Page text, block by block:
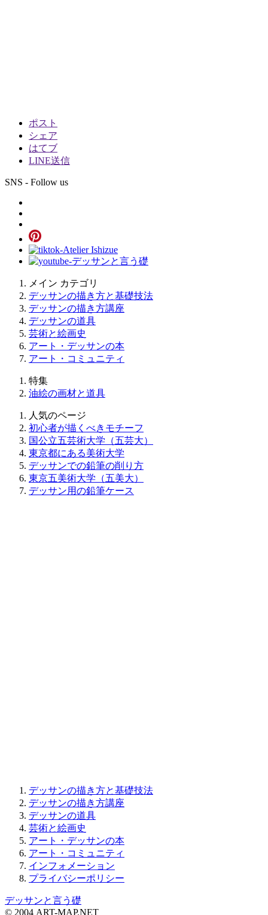
ポスト
シェア
はてブ
LINE送信
SNS - Follow us
メイン カテゴリ
デッサンの描き方と基礎技法
デッサンの描き方講座
デッサンの道具
芸術と絵画史
アート・デッサンの本
アート・コミュニティ
特集
油絵の画材と道具
人気のページ
初心者が描くべきモチーフ
国公立五芸術大学（五芸大）
東京都にある美術大学
デッサンでの鉛筆の削り方
東京五美術大学（五美大）
デッサン用の鉛筆ケース
デッサンの描き方と基礎技法
デッサンの描き方講座
デッサンの道具
芸術と絵画史
アート・デッサンの本
アート・コミュニティ
インフォメーション
プライバシーポリシー
デッサンと言う礎
© 2004 ART-MAP.NET